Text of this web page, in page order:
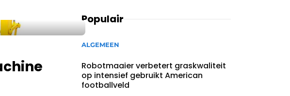
Populair
ALGEMEEN
Robotmaaier verbetert graskwaliteit
op intensief gebruikt American
footballveld